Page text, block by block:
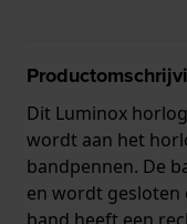
Dit Luminox
wordt aan het
bandpennen. De
en wordt gesloten